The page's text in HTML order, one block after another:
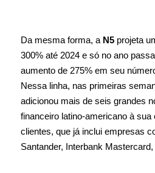
Da mesma forma, a N5 projeta
300% até 2024 e só no ano
aumento de 275% em seu
Nessa linha, nas primeiras
adicionou mais de seis grandes
financeiro latino-americano à sua
clientes, que já inclui empresas
Santander, Interbank